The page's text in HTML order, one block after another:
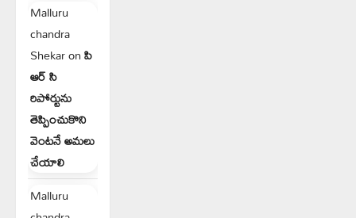
Malluru
chandra
Shekaronపి
ఆర్ సి
రిపోర్టును
తెప్పించుకొని
వెంటనే అమలు
చేయాలి
Malluru